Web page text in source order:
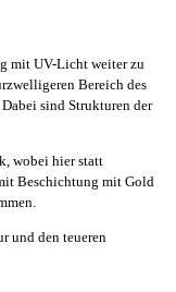
mit UV-Licht weiter zu
Bereich des
sind Strukturen der
wobei hier statt
Beschichtung mit Gold
und den teueren